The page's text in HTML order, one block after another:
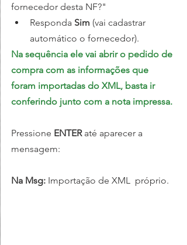
fornecedor desta NF?"
Responda Sim (vai cadastrar
automático o fornecedor).
Na sequência ele vai abrir o pedido de
compra com as informações que
foram importadas do XML, basta ir
conferindo junto com a nota impressa.
Pressione ENTER até aparecer a
mensagem:
Na Msg: Importação de XML  próprio.